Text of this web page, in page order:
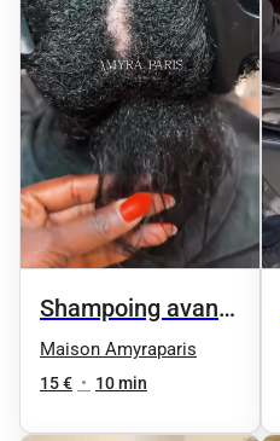
Shampoing avant
prestation
Maison Amyraparis
15 € • 10 min